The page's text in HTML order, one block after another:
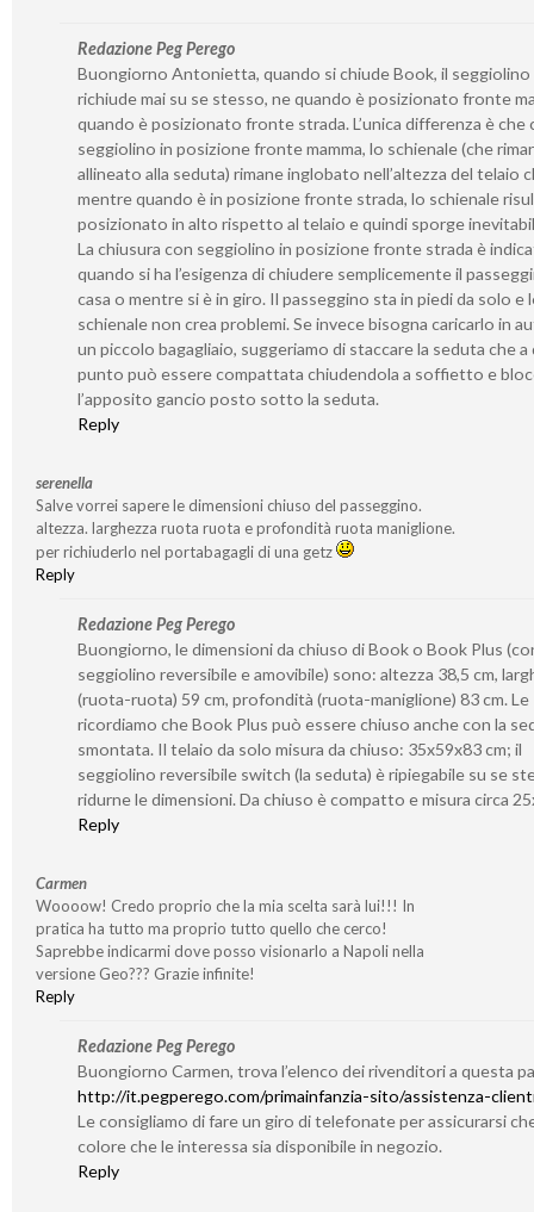
Redazione Peg Perego
Buongiorno Antonietta, quando si chiude Book, il seggiolino
richiude mai su se stesso, ne quando è posizionato fronte
quando è posizionato fronte strada. L’unica differenza è che
seggiolino in posizione fronte mamma, lo schienale (che
allineato alla seduta) rimane inglobato nell’altezza del telaio
mentre quando è in posizione fronte strada, lo schienale
posizionato in alto rispetto al telaio e quindi sporge
La chiusura con seggiolino in posizione fronte strada è
quando si ha l’esigenza di chiudere semplicemente il
casa o mentre si è in giro. Il passeggino sta in piedi da solo e
schienale non crea problemi. Se invece bisogna caricarlo in
un piccolo bagagliaio, suggeriamo di staccare la seduta che a
punto può essere compattata chiudendola a soffietto e
l’apposito gancio posto sotto la seduta.
Reply
serenella
Salve vorrei sapere le dimensioni chiuso del passeggino.
altezza. larghezza ruota ruota e profondità ruota maniglione.
per richiuderlo nel portabagagli di una getz
Reply
Redazione Peg Perego
Buongiorno, le dimensioni da chiuso di Book o Book Plus
seggiolino reversibile e amovibile) sono: altezza 38,5 cm,
(ruota-ruota) 59 cm, profondità (ruota-maniglione) 83 cm. Le
ricordiamo che Book Plus può essere chiuso anche con la
smontata. Il telaio da solo misura da chiuso: 35x59x83 cm; il
seggiolino reversibile switch (la seduta) è ripiegabile su se
ridurne le dimensioni. Da chiuso è compatto e misura circa
Reply
Carmen
Woooow! Credo proprio che la mia scelta sarà lui!!! In
pratica ha tutto ma proprio tutto quello che cerco!
Saprebbe indicarmi dove posso visionarlo a Napoli nella
versione Geo??? Grazie infinite!
Reply
Redazione Peg Perego
Buongiorno Carmen, trova l’elenco dei rivenditori a questa
http://it.pegperego.com/primainfanzia-sito/assistenza-
Le consigliamo di fare un giro di telefonate per assicurarsi
colore che le interessa sia disponibile in negozio.
Reply